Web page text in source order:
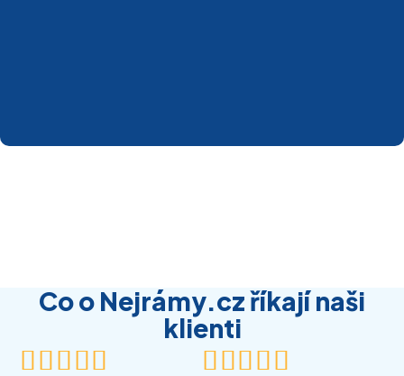
Co o Nejrámy.cz říkají naši
klienti
 